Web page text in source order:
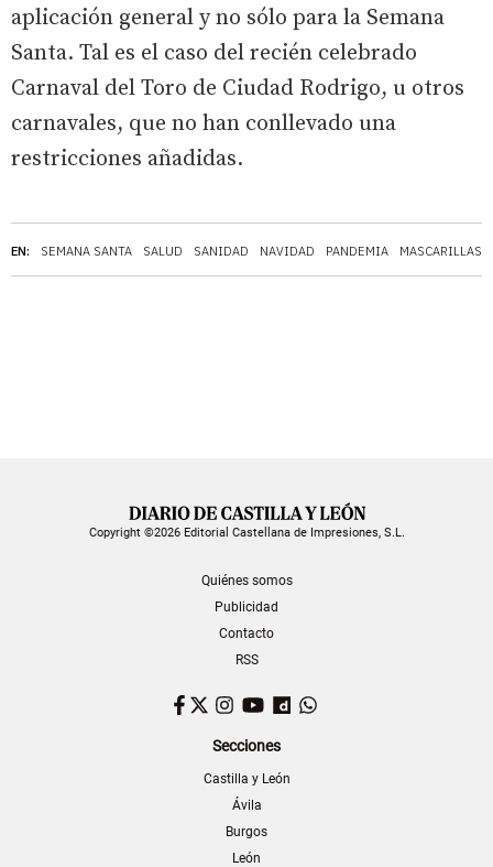
EN: SEMANA SANTA SALUD SANIDAD NAVIDAD PANDEMIA MASCARILLAS
aplicación general y no sólo para la Semana
Santa. Tal es el caso del recién celebrado
Carnaval del Toro de Ciudad Rodrigo, u otros
carnavales, que no han conllevado una
restricciones añadidas.
Copyright ©2026 Editorial Castellana de Impresiones, S.L.
Quiénes somos
Publicidad
Contacto
RSS
Facebook
TwitterInstagram
YouTubeDailymotion
Secciones
Castilla y León
Ávila
Burgos
León